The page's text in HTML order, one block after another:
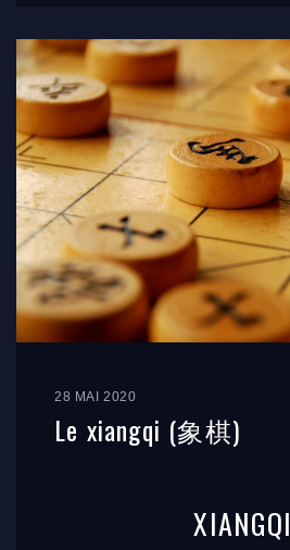
28 MAI 2020
Le xiangqi (象棋)
XIANGQI